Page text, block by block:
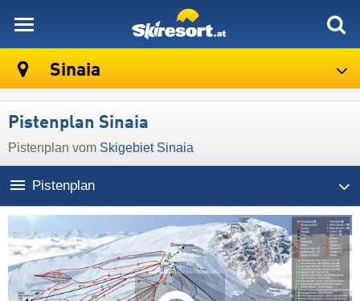
Sinaia
Pistenplan Sinaia
Pistenplan vom Skigebiet Sinaia
Pistenplan